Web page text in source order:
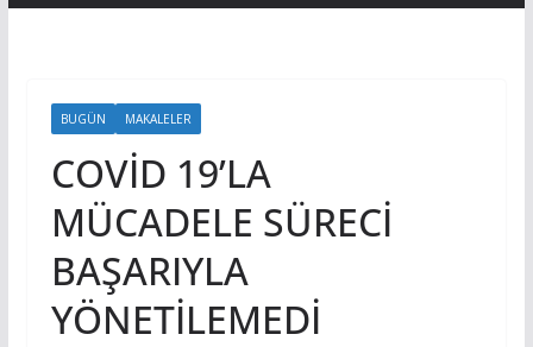
BUGÜN MAKALELER
COVİD 19’LA
MÜCADELE SÜRECİ
BAŞARIYLA
YÖNETİLEMEDİ